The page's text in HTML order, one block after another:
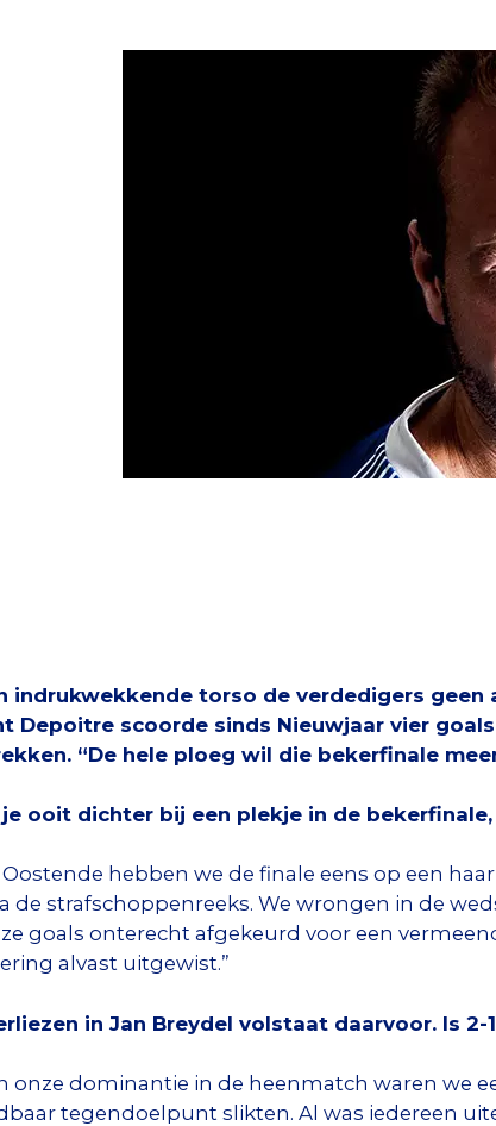
indrukwekkende torso de verdedigers
Depoitre scoorde sinds Nieuwjaar vier
“De hele ploeg wil die bekerfinale
ooit dichter bij een plekje in de bekerfinale,
Oostende hebben we de finale eens op een
de strafschoppenreeks. We wrongen in de
goals onterecht afgekeurd voor een
alvast uitgewist.”
in Jan Breydel volstaat daarvoor. Is
onze dominantie in de heenmatch waren we
tegendoelpunt slikten. Al was iedereen